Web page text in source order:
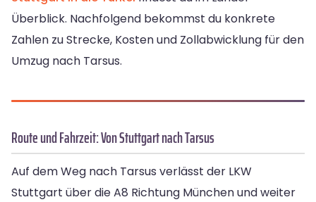
Überblick. Nachfolgend bekommst du konkrete
Zahlen zu Strecke, Kosten und Zollabwicklung für den
Umzug nach Tarsus.
Route und Fahrzeit: Von Stuttgart nach Tarsus
Auf dem Weg nach Tarsus verlässt der LKW
Stuttgart über die A8 Richtung München und weiter